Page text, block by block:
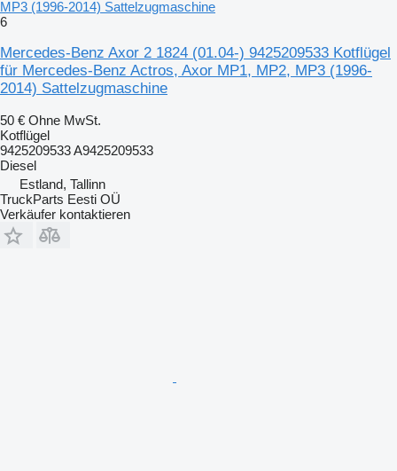
MP3 (1996-2014) Sattelzugmaschine
6
Mercedes-Benz Axor 2 1824 (01.04-) 9425209533 Kotflügel
für Mercedes-Benz Actros, Axor MP1, MP2, MP3 (1996-
2014) Sattelzugmaschine
50 € Ohne MwSt.
Kotflügel
9425209533 A9425209533
Diesel
Estland, Tallinn
TruckParts Eesti OÜ
Verkäufer kontaktieren